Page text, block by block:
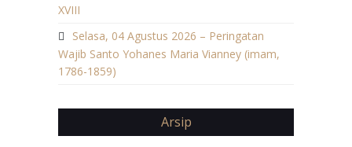
XVIII
Selasa, 04 Agustus 2026 – Peringatan
Wajib Santo Yohanes Maria Vianney (imam,
1786-1859)
Arsip